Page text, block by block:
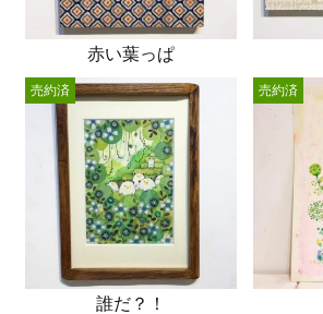
赤い葉っぱ
誰だ？！
売約済 売約済